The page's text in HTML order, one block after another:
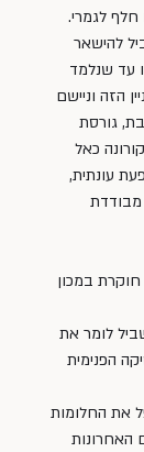
לגמרי.
להישאר
עד שנלמד
הזה וניישם
גורסת
כאל
עונתית,
מבודדת
במכון
לומר את
הפנימית
את החלומות
האחרונות